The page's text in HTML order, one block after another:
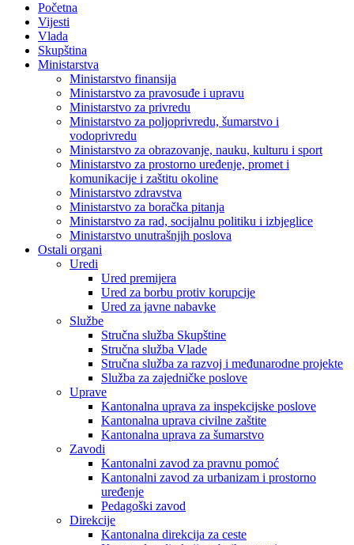
Početna
Vijesti
Vlada
Skupština
Ministarstva
Ministarstvo finansija
Ministarstvo za pravosuđe i upravu
Ministarstvo za privredu
Ministarstvo za poljoprivredu, šumarstvo i
vodoprivredu
Ministarstvo za obrazovanje, nauku, kulturu i sport
Ministarstvo za prostorno uređenje, promet i
komunikacije i zaštitu okoline
Ministarstvo zdravstva
Ministarstvo za boračka pitanja
Ministarstvo za rad, socijalnu politiku i izbjeglice
Ministarstvo unutrašnjih poslova
Ostali organi
Uredi
Ured premijera
Ured za borbu protiv korupcije
Ured za javne nabavke
Službe
Stručna služba Skupštine
Stručna služba Vlade
Stručna služba za razvoj i međunarodne projekte
Služba za zajedničke poslove
Uprave
Kantonalna uprava za inspekcijske poslove
Kantonalna uprava civilne zaštite
Kantonalna uprava za šumarstvo
Zavodi
Kantonalni zavod za pravnu pomoć
Kantonalni zavod za urbanizam i prostorno
uređenje
Pedagoški zavod
Direkcije
Kantonalna direkcija za ceste